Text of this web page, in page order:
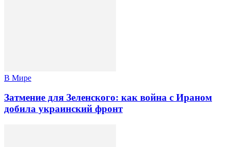
В Мире
Затмение для Зеленского: как война с Ираном
добила украинский фронт